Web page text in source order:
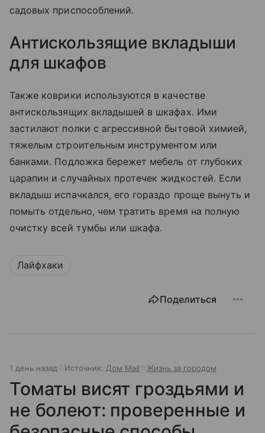
садовых приспособлений.
Антискользящие вкладыши
для шкафов
Также коврики используются в качестве
антискользящих вкладышей в шкафах. Ими
застилают полки с агрессивной бытовой химией,
тяжелым строительным инструментом или
банками. Подложка бережет мебель от глубоких
царапин и случайных протечек жидкостей. Если
вкладыш испачкался, его гораздо проще вынуть и
помыть отдельно, чем тратить время на полную
очистку всей тумбы или шкафа.
Лайфхаки
Поделиться
1 день назад Источник: Дом Mail Жизнь за городом
Томаты висят гроздьями и
не болеют: проверенные и